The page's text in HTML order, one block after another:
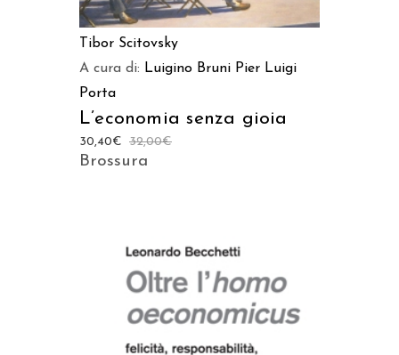
Tibor Scitovsky
A cura di: Luigino Bruni Pier Luigi
Porta
L’economia senza gioia
32,00€
30,40€
Brossura